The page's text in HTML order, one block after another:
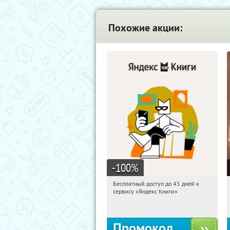
Похожие акции:
-100%
06:24:32
Получи первым!
Бесплатный доступ до 45 дней к
сервису «Яндекс Книги»